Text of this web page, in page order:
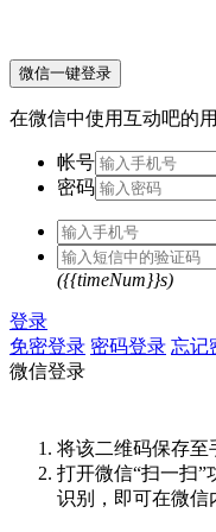
微信一键登录
在微信中使用互动吧的
帐号
密码
({{timeNum}}s)
登录
免密登录 密码登录 忘记
微信登录
将该二维码保存至
打开微信“扫一扫”
识别，即可在微信